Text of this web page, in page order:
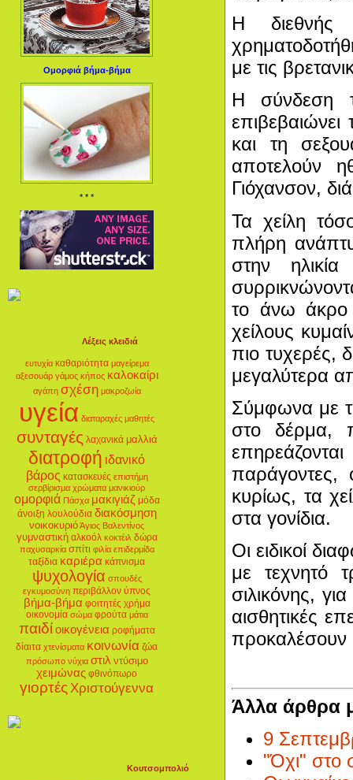
Ομορφιά βήμα-βήμα
* * *
Λέξεις κλειδιά
ευτυχία καθαριότητα μαγείρεμα
αξεσουάρ γάμος κήπος καλοκαίρι
αγάπη σχέση μακροζωία
υγεία διαταραχές μαθητές
συνταγές λαχανικά μαλλιά
διατροφή ιδανικό
βάρος κατασκευές επιστήμη
σερβίρισμα χρώματα μανικιούρ
ομορφιά Πάσχα μακιγιάζ μόδα
άνοιξη λουλούδια διακόσμηση
νοικοκυριόΆγιος Βαλεντίνος
γυμναστική αλκοόλ κοκτέιλ δώρα
παχυσαρκία σπίτι φιλία επιδερμίδα
ταξίδια καριέρα κάπνισμα
ψυχολογία σπουδές
εγκυμοσύνη περιβάλλον ύπνος
βήμα-βήμα φοιτητές χρήμα
οικονομία σώμα φρούτα μάτια
παιδί οικογένεια ροφήματα
δίαιτα χτενίσματα κοινωνία ζώα
πρόσωπο νύχια στιλ ντύσιμο
χειμώνας φθινόπωρο
γιορτές Χριστούγεννα
Κουτσομπολιό
Η διεθνής
με τις
Η σύνδεση
επιβεβαιώνει
και τη
αποτελούν
Γιόχανσον,
Τα χείλη
πλήρη
στην
το άνω άκρο
χείλους
πιο τυχερές,
μεγαλύτερα
Σύμφωνα με
στο δέρμα,
παράγοντες,
κυρίως, τα
στα γονίδια.
Οι ειδικοί
με τεχνητό
σιλικόνης,
αισθητικές
προκαλέσουν
Άλλα άρθρα
9
"Όχι" στο